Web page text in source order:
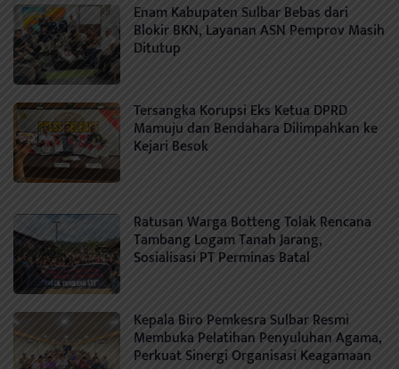
Enam Kabupaten Sulbar Bebas dari
Blokir BKN, Layanan ASN Pemprov Masih
Ditutup
Tersangka Korupsi Eks Ketua DPRD
Mamuju dan Bendahara Dilimpahkan ke
Kejari Besok
Ratusan Warga Botteng Tolak Rencana
Tambang Logam Tanah Jarang,
Sosialisasi PT Perminas Batal
Kepala Biro Pemkesra Sulbar Resmi
Membuka Pelatihan Penyuluhan Agama,
Perkuat Sinergi Organisasi Keagamaan